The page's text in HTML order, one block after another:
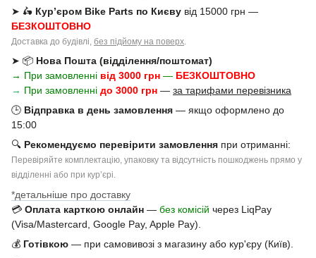
➤ 🛵 Кур’єром Bike Parts по Києву від 15000 грн —
БЕЗКОШТОВНО
Доставка до будівлі, без підйому на поверх.
➤ 📦 Нова Пошта (відділення/поштомат)
→ При замовленні від 3000 грн — БЕЗКОШТОВНО
→ При замовленні до 3000 грн — за тарифами перевізника
🕒 Відправка в день замовлення — якщо оформлено до
15:00
🔍 Рекомендуємо перевірити замовлення при отриманні:
Перевіряйте комплектацію, упаковку та відсутність пошкоджень прямо у
відділенні або при курʼєрі.
*детальніше про доставку
💳 Оплата карткою онлайн — без комісій через LiqPay
(Visa/Mastercard, Google Pay, Apple Pay).
💰 Готівкою — при самовивозі з магазину або кур'єру (Київ).